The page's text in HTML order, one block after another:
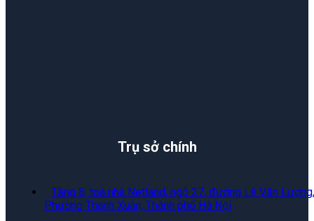
Trụ sở chính
Tầng 8, toà nhà Netland, ngõ 27, đường Lê Văn Lương,
Phường Thanh Xuân, Thành phố Hà Nội